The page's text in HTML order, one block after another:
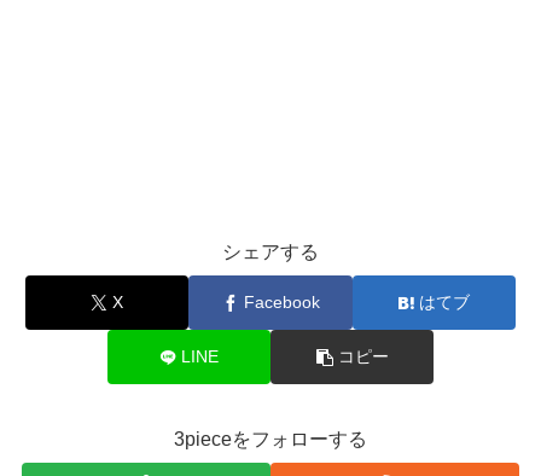
シェアする
X Facebook はてブ
LINE コピー
3pieceをフォローする